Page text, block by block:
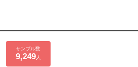
サンプル数
9,249人